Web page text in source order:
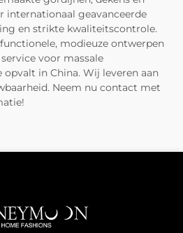
geavanceerde
en strikte kwaliteitscontrole.
modieuze ontwerpen
voor massale
in China. Wij leveren aan
Neem nu contact met